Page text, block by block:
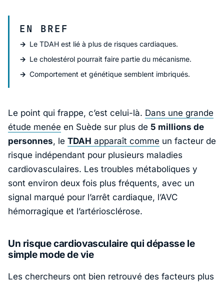
EN BREF
Le TDAH est lié à plus de risques cardiaques.
Le cholestérol pourrait faire partie du mécanisme.
Comportement et génétique semblent imbriqués.
Le point qui frappe, c’est celui-là. Dans une grande
étude menée en Suède sur plus de 5 millions de
personnes, le TDAH apparaît comme un facteur de
risque indépendant pour plusieurs maladies
cardiovasculaires. Les troubles métaboliques y
sont environ deux fois plus fréquents, avec un
signal marqué pour l’arrêt cardiaque, l’AVC
hémorragique et l’artériosclérose.
Un risque cardiovasculaire qui dépasse le
simple mode de vie
Les chercheurs ont bien retrouvé des facteurs plus